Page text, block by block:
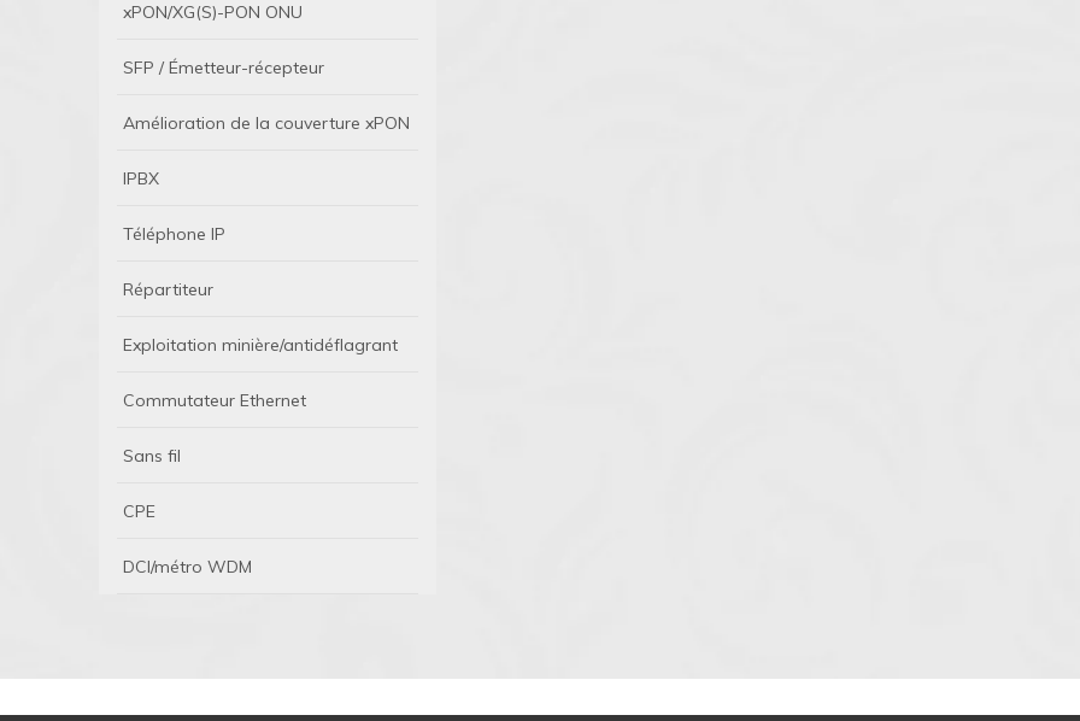
xPON/XG(S)-PON ONU
SFP / Émetteur-récepteur
Amélioration de la couverture xPON
IPBX
Téléphone IP
Répartiteur
Exploitation minière/antidéflagrant
Commutateur Ethernet
Sans fil
CPE
DCI/métro WDM